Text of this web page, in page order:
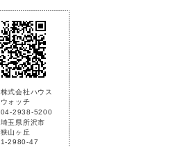
株式会社ハウス
ウォッチ
04-2938-5200
埼玉県所沢市
狭山ヶ丘
1-2980-47